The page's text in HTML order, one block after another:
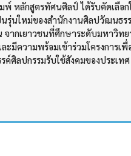
หลักสูตรทัศนศิลป์ ได้รับคัดเลือก
นใหม่ของสำนักงานศิลปวัฒนธร
จากเยาวชนที่ศึกษาระดับมหาวิท
มีความพร้อมเข้าร่วมโครงการ
ค์ศิลปกรรมรับใช้สังคมของประเทศ